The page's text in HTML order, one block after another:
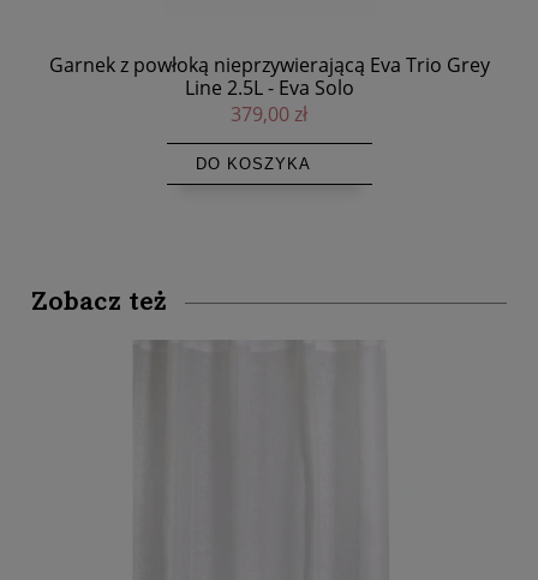
Garnek z powłoką nieprzywierającą Eva Trio Grey
Line 2.5L - Eva Solo
379,00 zł
DO KOSZYKA
Zobacz też